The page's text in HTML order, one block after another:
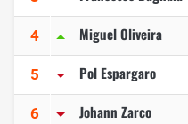
4 Miguel Oliveira
5 Pol Espargaro
6 Johann Zarco